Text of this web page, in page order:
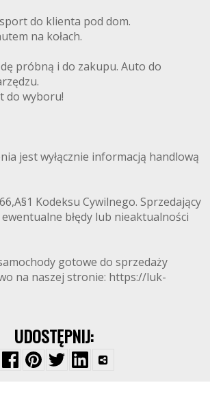
do klienta pod dom.
na kołach.
próbną i do zakupu. Auto do
do wyboru!
jest wyłącznie informacją handlową
Kodeksu Cywilnego. Sprzedający
błędy lub nieaktualności
gotowe do sprzedaży
na naszej stronie: https://luk-
UDOSTĘPNIJ: